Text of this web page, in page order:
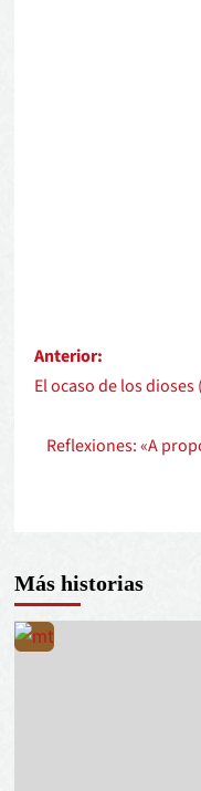
Anterior:
El ocaso de los
Reflexiones: «A
Más historias